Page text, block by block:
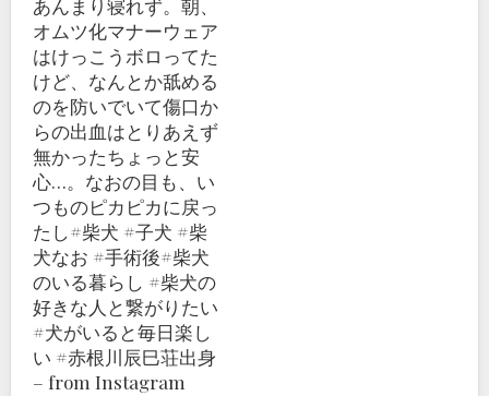
あんまり寝れず。朝、
オムツ化マナーウェア
はけっこうボロってた
けど、なんとか舐める
のを防いでいて傷口か
らの出血はとりあえず
無かったちょっと安
心…。なおの目も、い
つものピカピカに戻っ
たし#柴犬 #子犬 #柴
犬なお #手術後#柴犬
のいる暮らし #柴犬の
好きな人と繋がりたい
#犬がいると毎日楽し
い #赤根川辰巳荘出身
– from Instagram